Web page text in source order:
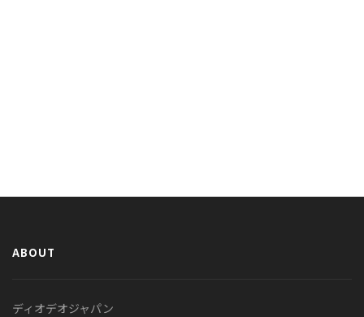
ABOUT
ディオデオジャパン